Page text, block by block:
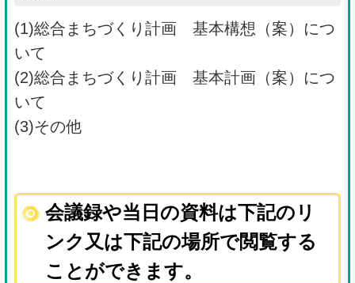
(1)総合まちづくり計画 基本構想（案）につ
いて
(2)総合まちづくり計画 基本計画（案）につ
いて
(3)その他
会議録や当日の資料は下記のリ
ンク又は下記の場所で閲覧する
ことができます。